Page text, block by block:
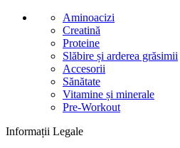
Aminoacizi
Creatină
Proteine
Slăbire și arderea grăsimii
Accesorii
Sănătate
Vitamine și minerale
Pre-Workout
Informații Legale